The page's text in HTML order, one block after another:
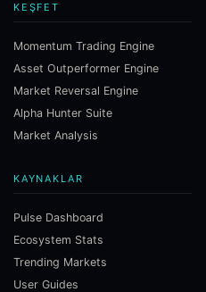
KEŞFET
Momentum Trading Engine
Asset Outperformer Engine
Market Reversal Engine
Alpha Hunter Suite
Market Analysis
KAYNAKLAR
Pulse Dashboard
Ecosystem Stats
Trending Markets
User Guides